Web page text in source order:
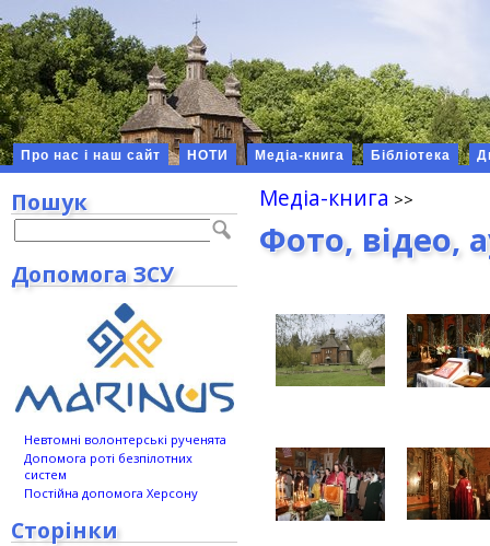
Про нас і наш сайт НОТИ Медіа-книга Бібліотека
Медіа-книга
Фото, відео,
Пошук
Допомога ЗСУ
Невтомні волонтерські рученята
Допомога роті безпілотних
систем
Постійна допомога Херсону
Сторінки